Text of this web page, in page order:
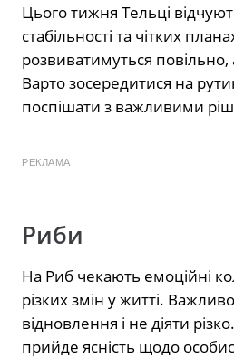
Цього тижня Тельці
стабільності та чітких
розвиватимуться повільно,
Варто зосередитися на
поспішати з важливими
РЕКЛАМА
Риби
На Риб чекають емоційні
різких змін у житті.
відновлення і не діяти
прийде ясність щодо